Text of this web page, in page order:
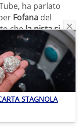
ha parlato
Fofana del
chela pista si
alcun
centrocampista
prevista la
turco
, ma al
Una
il futuro di
al campo per il
STAGNOLA